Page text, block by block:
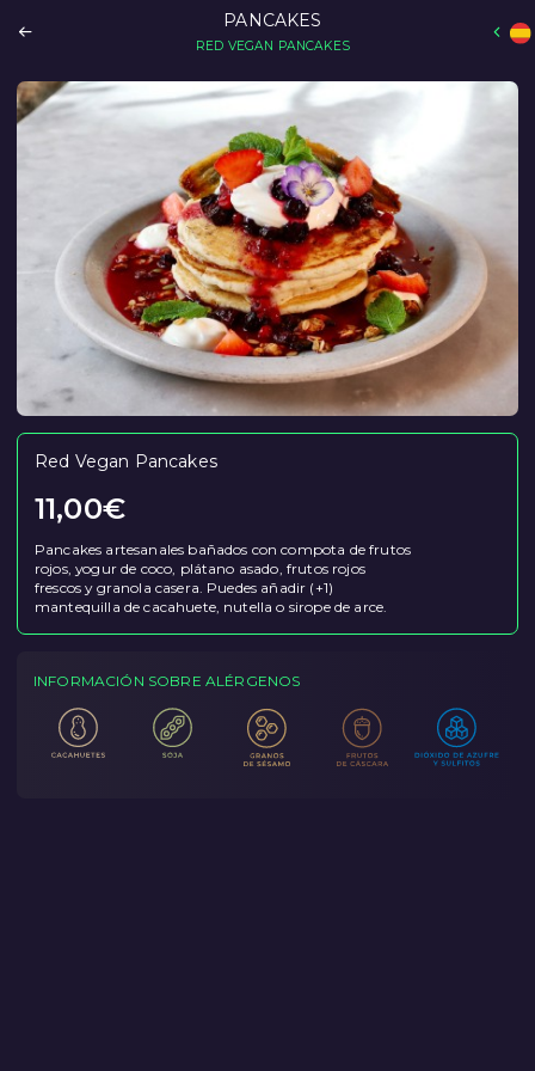
PANCAKES
RED VEGAN PANCAKES
Red Vegan Pancakes
11,00€
Pancakes artesanales bañados con compota de frutos
rojos, yogur de coco, plátano asado, frutos rojos
frescos y granola casera. Puedes añadir (+1)
mantequilla de cacahuete, nutella o sirope de arce.
INFORMACIÓN SOBRE ALÉRGENOS